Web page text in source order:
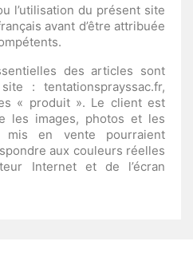
l’utilisation du présent site
avant d’être attribuée
des articles sont
: tentationsprayssac.fr,
« produit ». Le client est
les images, photos et les
mis en vente pourraient
aux couleurs réelles
Internet et de l’écran